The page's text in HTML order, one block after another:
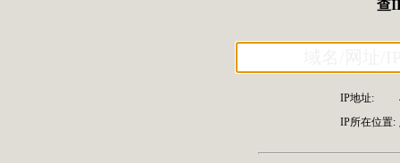
查
IP地址:
IP所在位置: